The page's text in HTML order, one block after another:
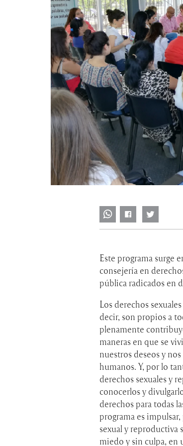
Este programa surge
consejería en
pública radicados en
Los derechos
decir, son propios a
plenamente
maneras en que se
nuestros deseos y
humanos. Y, por lo
derechos sexuales y
conocerlos y
derechos para todas
programa es
sexual y reproductiva
miedo y sin culpa, en